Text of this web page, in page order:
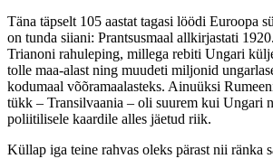
Täna täpselt 105 aastat tagasi löödi Euroopa
on tunda siiani: Prantsusmaal allkirjastati
Trianoni rahuleping, millega rebiti Ungari
tolle maa-alast ning muudeti miljonid
kodumaal võõramaalasteks. Ainuüksi
tükk – Transilvaania – oli suurem kui Ungari
poliitilisele kaardile alles jäetud riik.
Küllap iga teine rahvas oleks pärast nii ränka